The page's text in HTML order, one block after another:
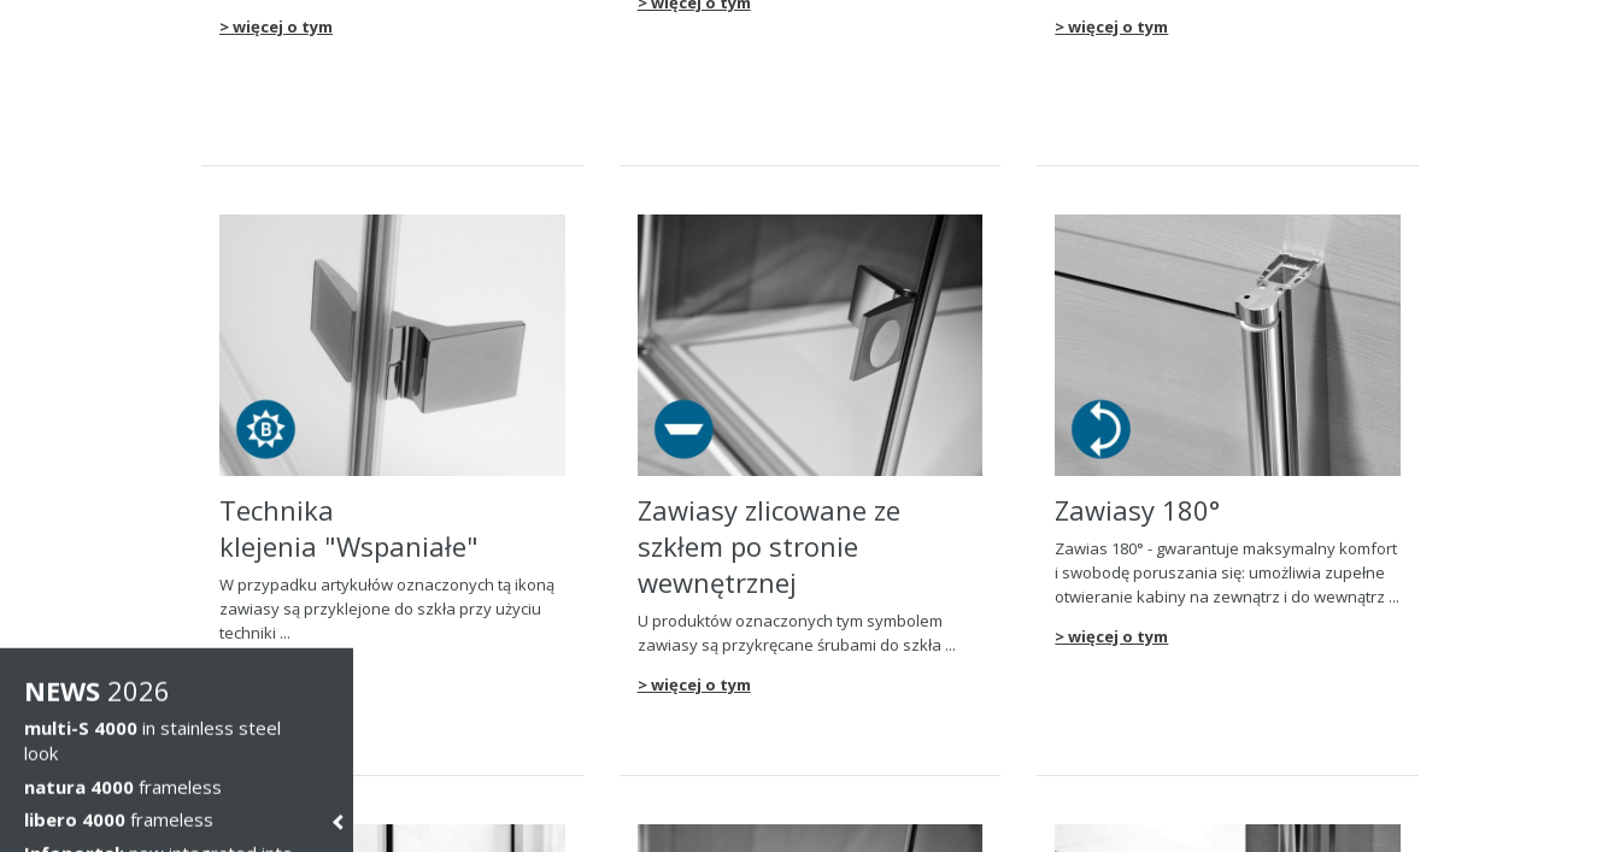
> więcej o tym
> więcej o tym
Technika
klejenia "Wspaniałe"
W przypadku artykułów oznaczonych tą ikoną
zawiasy są przyklejone do szkła przy użyciu
techniki ...
Zawiasy zlicowane ze
szkłem po stronie
wewnętrznej
U produktów oznaczonych tym symbolem
zawiasy sąprzykręcane śrubami do szkła ...
> więcej o tym
Zawiasy 180°
Zawias 180° - gwarantuje maksymalny komfort
i swobodęporuszania się: umożliwia zupełne
otwieranie kabiny na zewnątrz i do wewnątrz ...
> więcej o tym
NEWS 2026
multi-S 4000 in stainless steel
look
natura 4000 frameless
libero 4000 frameless